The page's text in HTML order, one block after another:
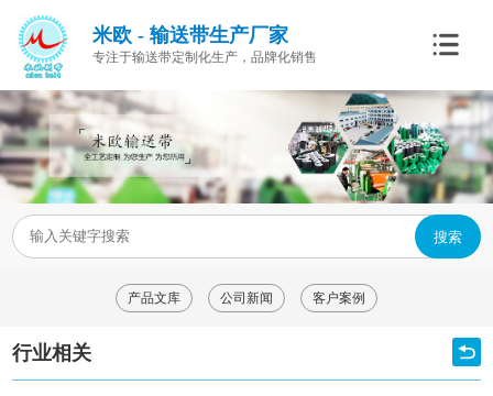
米欧 - 输送带生产厂家
专注于输送带定制化生产，品牌化销售
搜索
产品文库 公司新闻 客户案例
行业相关